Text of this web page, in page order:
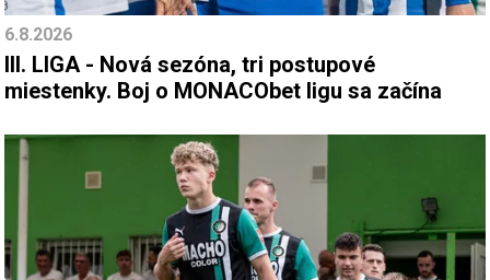
6.8.2026
III. LIGA - Nová sezóna, tri postupové
miestenky. Boj o MONACObet ligu sa začína